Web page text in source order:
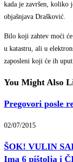
kada je završen, koliko
objašnjava Drašković.
Bilo koji zahtev moći
u katastru, ali u
zaposleni koji će ih
You Might Also
Pregovori posle
02/07/2015
ŠOK! VULIN
Ima 6 pištolja i